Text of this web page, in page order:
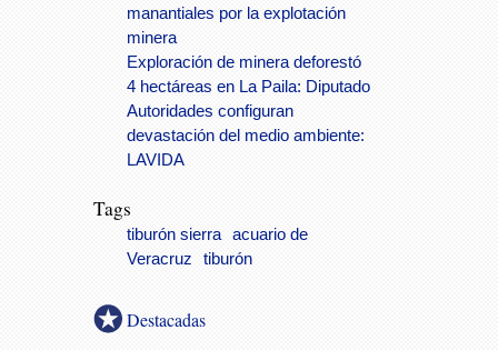
manantiales por la explotación
minera
Exploración de minera deforestó
4 hectáreas en La Paila: Diputado
Autoridades configuran
devastación del medio ambiente:
LAVIDA
Tags
tiburón sierra
acuario de
Veracruz
tiburón
Destacadas